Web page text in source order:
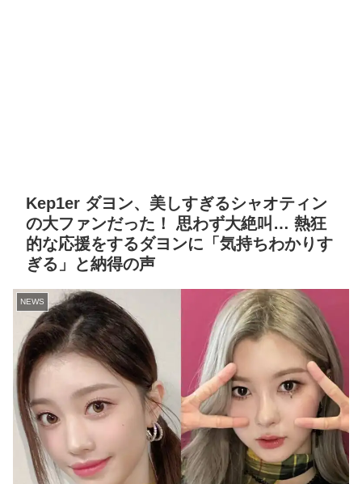
Kep1er ダヨン、美しすぎるシャオティン
の大ファンだった！ 思わず大絶叫… 熱狂
的な応援をするダヨンに「気持ちわかりす
ぎる」と納得の声
NEWS